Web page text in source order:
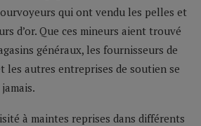
qui ont vendu les pelles et
d’or. Que ces mineurs aient trouvé
généraux, les fournisseurs de
les autres entreprises de soutien se
à maintes reprises dans différents